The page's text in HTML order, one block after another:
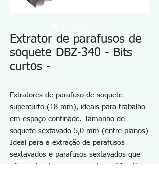
Extrator de parafusos de
soquete DBZ-340 - Bits
curtos -
Extratores de parafuso de soquete
supercurto (18 mm), ideais para trabalho
em espaço confinado. Tamanho de
soquete sextavado 5,0 mm (entre planos)
Ideal para a extração de parafusos
sextavados e parafusos sextavados que
são quebrados com uma chave Allen tipo